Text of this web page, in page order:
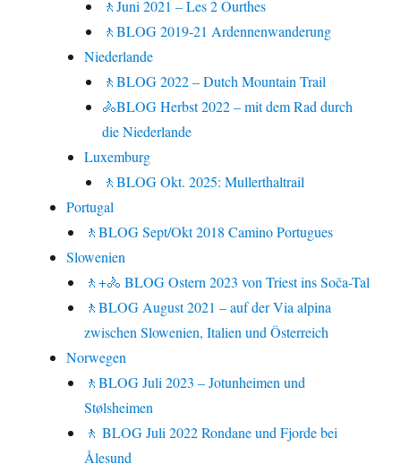
🚶Juni 2021 – Les 2 Ourthes
🚶BLOG 2019-21 Ardennenwanderung
Niederlande
🚶BLOG 2022 – Dutch Mountain Trail
🚴BLOG Herbst 2022 – mit dem Rad durch
die Niederlande
Luxemburg
🚶BLOG Okt. 2025: Mullerthaltrail
Portugal
🚶BLOG Sept/Okt 2018 Camino Portugues
Slowenien
🚶+🚴 BLOG Ostern 2023 von Triest ins Soča-Tal
🚶BLOG August 2021 – auf der Via alpina
zwischen Slowenien, Italien und Österreich
Norwegen
🚶BLOG Juli 2023 – Jotunheimen und
Stølsheimen
🚶 BLOG Juli 2022 Rondane und Fjorde bei
Ålesund